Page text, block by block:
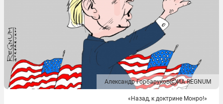
Александр Горбаруков ИА REGNUM
«Назад, к доктрине Монро!»